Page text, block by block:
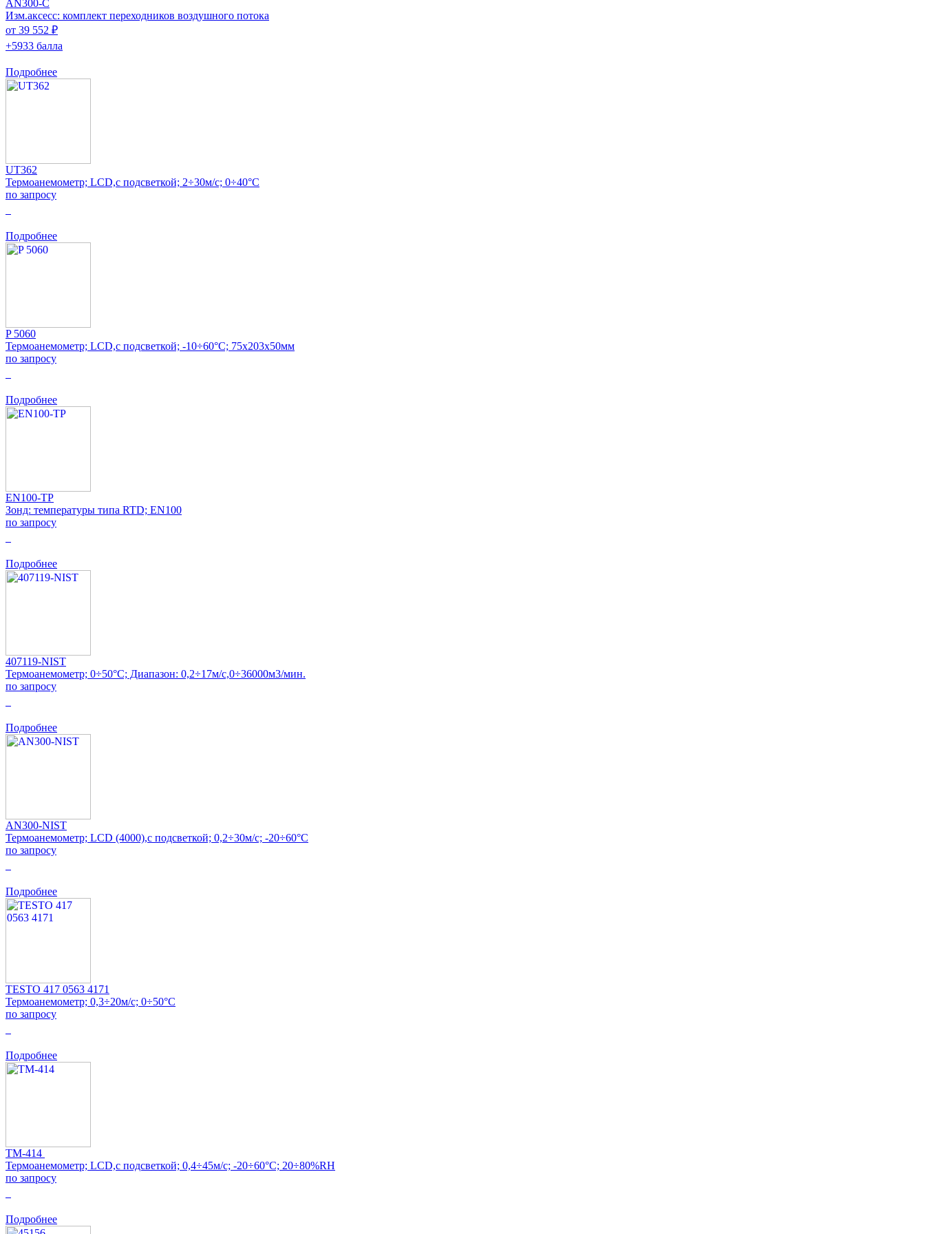
AN300-C
Изм.аксесс: комплект переходников воздушного потока
от 39 552 ₽
+5933 балла
Подробнее
UT362
Термоанемометр; LCD,с подсветкой; 2÷30м/с; 0÷40°C
по запросу
Подробнее
P 5060
Термоанемометр; LCD,с подсветкой; -10÷60°C; 75x203x50мм
по запросу
Подробнее
EN100-TP
Зонд: температуры типа RTD; EN100
по запросу
Подробнее
407119-NIST
Термоанемометр; 0÷50°C; Диапазон: 0,2÷17м/с,0÷36000м3/мин.
по запросу
Подробнее
AN300-NIST
Термоанемометр; LCD (4000),с подсветкой; 0,2÷30м/с; -20÷60°C
по запросу
Подробнее
TESTO 417 0563 4171
Термоанемометр; 0,3÷20м/с; 0÷50°C
по запросу
Подробнее
TM-414
Термоанемометр; LCD,с подсветкой; 0,4÷45м/с; -20÷60°C; 20÷80%RH
по запросу
Подробнее